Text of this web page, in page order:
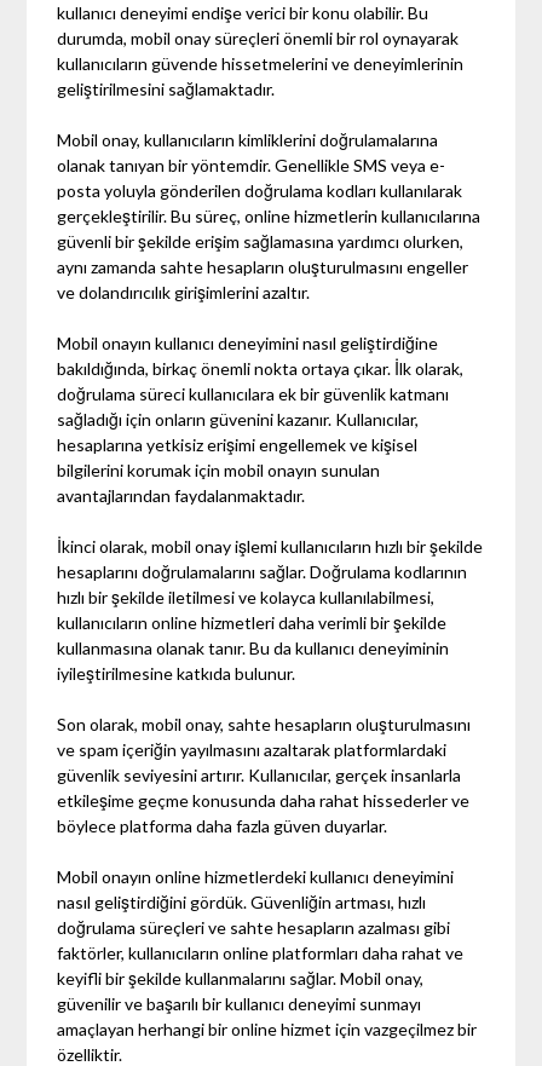
kullanıcı deneyimi endişe verici bir konu olabilir. Bu
durumda, mobil onay süreçleri önemli bir rol oynayarak
kullanıcıların güvende hissetmelerini ve deneyimlerinin
geliştirilmesini sağlamaktadır.
Mobil onay, kullanıcıların kimliklerini doğrulamalarına
olanak tanıyan bir yöntemdir. Genellikle SMS veya e-
posta yoluyla gönderilen doğrulama kodları kullanılarak
gerçekleştirilir. Bu süreç, online hizmetlerin kullanıcılarına
güvenli bir şekilde erişim sağlamasına yardımcı olurken,
aynı zamanda sahte hesapların oluşturulmasını engeller
ve dolandırıcılık girişimlerini azaltır.
Mobil onayın kullanıcı deneyimini nasıl geliştirdiğine
bakıldığında, birkaç önemli nokta ortaya çıkar. İlk olarak,
doğrulama süreci kullanıcılara ek bir güvenlik katmanı
sağladığı için onların güvenini kazanır. Kullanıcılar,
hesaplarına yetkisiz erişimi engellemek ve kişisel
bilgilerini korumak için mobil onayın sunulan
avantajlarından faydalanmaktadır.
İkinci olarak, mobil onay işlemi kullanıcıların hızlı bir şekilde
hesaplarını doğrulamalarını sağlar. Doğrulama kodlarının
hızlı bir şekilde iletilmesi ve kolayca kullanılabilmesi,
kullanıcıların online hizmetleri daha verimli bir şekilde
kullanmasına olanak tanır. Bu da kullanıcı deneyiminin
iyileştirilmesine katkıda bulunur.
Son olarak, mobil onay, sahte hesapların oluşturulmasını
ve spam içeriğin yayılmasını azaltarak platformlardaki
güvenlik seviyesini artırır. Kullanıcılar, gerçek insanlarla
etkileşime geçme konusunda daha rahat hissederler ve
böylece platforma daha fazla güven duyarlar.
Mobil onayın online hizmetlerdeki kullanıcı deneyimini
nasıl geliştirdiğini gördük. Güvenliğin artması, hızlı
doğrulama süreçleri ve sahte hesapların azalması gibi
faktörler, kullanıcıların online platformları daha rahat ve
keyifli bir şekilde kullanmalarını sağlar. Mobil onay,
güvenilir ve başarılı bir kullanıcı deneyimi sunmayı
amaçlayan herhangi bir online hizmet için vazgeçilmez bir
özelliktir.